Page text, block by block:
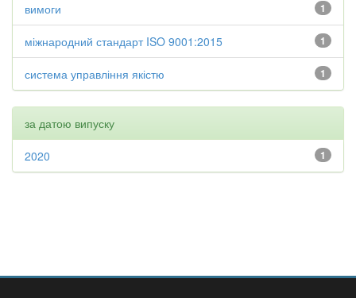
1
вимоги
1
міжнародний стандарт ISO 9001:2015
1
система управління якістю
за датою випуску
1
2020